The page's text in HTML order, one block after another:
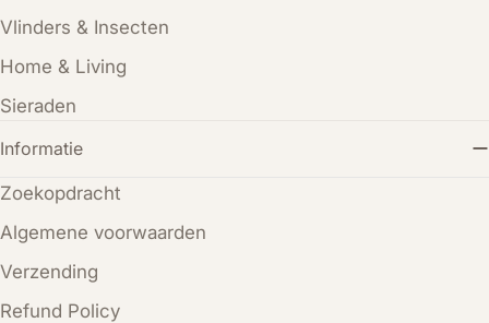
Vlinders & Insecten
Home & Living
Sieraden
Informatie
Zoekopdracht
Algemene voorwaarden
Verzending
Refund Policy